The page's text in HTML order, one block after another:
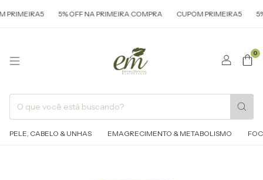
5% OFF NA PRIMEIRA COMPRA CUPOM PRIMEIRA5 5% OFF
0
PELE, CABELO & UNHAS EMAGRECIMENTO & METABOLISMO